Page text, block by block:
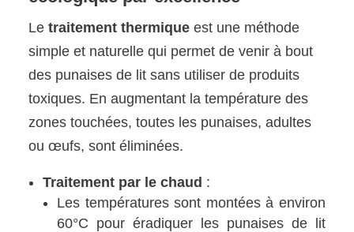
Letraitement thermique est une méthode
simple et naturelle qui permet de venir à bout
des punaises de lit sans utiliser de produits
toxiques. En augmentant la température des
zones touchées, toutes les punaises, adultes
ou œufs, sont éliminées.
Traitement par le chaud :
Les températures sont montées à environ
60°C pour éradiquer les punaises de lit